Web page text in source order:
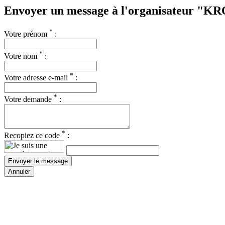
Envoyer un message à l'organisateur
Votre prénom * :
Votre nom * :
Votre adresse e-mail * :
Votre demande * :
Recopiez ce code * :
Annuler